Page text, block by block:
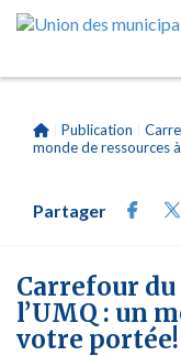
Publication
monde de ressources
Partager
Carrefour
l’UMQ : un
votre portée!